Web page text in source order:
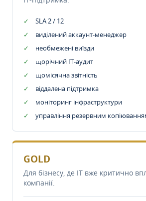
SLA 2 / 12
виділений аккаунт-менеджер
необмежені виїзди
щорічний IT-аудит
щомісячна звітність
віддалена підтримка
моніторинг інфраструктури
управління резервним
GOLD
Для бізнесу, де IT вже критично
компанії.